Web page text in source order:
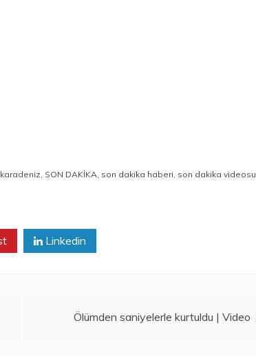
karadeniz SON DAKİKA son dakika haberi son dakika videosu
Linkedin
Ölümden saniyelerle kurtuldu | Video